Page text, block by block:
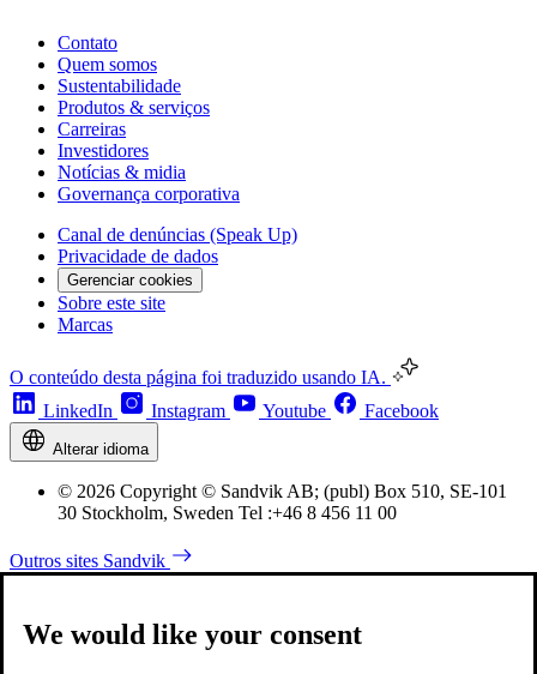
Contato
Quem somos
Sustentabilidade
Produtos & serviços
Carreiras
Investidores
Notícias & midia
Governança corporativa
Canal de denúncias (Speak Up)
Privacidade de dados
Gerenciar cookies
Sobre este site
Marcas
O conteúdo desta página foi traduzido usando IA.
LinkedIn
Instagram Youtube Facebook
Alterar idioma
© 2026 Copyright © Sandvik AB; (publ) Box 510, SE-101
30 Stockholm, Sweden Tel :+46 8 456 11 00
Outros sites Sandvik
We would like your consent